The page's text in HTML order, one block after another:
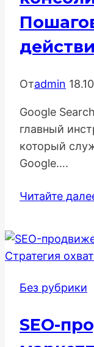
Отadmin
Google
главный
который
Google….
Читайте
Без рубрики
SEO-